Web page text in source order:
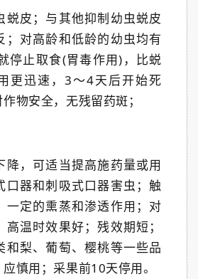
蜕皮；与其他抑制幼虫蜕皮
；对高龄和低龄的幼虫均有
停止取食(胃毒作用)，比蜕
更迅速，3～4天后开始死
物安全，无残留药斑；
降，可适当提高施药量或用
口器和刺吸式口器害虫；触
一定的熏蒸和渗透作用；对
温时效果好；残效期短；
和梨、葡萄、樱桃等一些品
慎用；采果前10天停用。